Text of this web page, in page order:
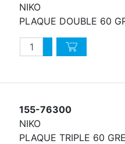
NIKO
PLAQUE DOUBLE 60
QuantitéAugmenter quantité
Diminuer quantité
155-76300
NIKO
PLAQUE TRIPLE 60